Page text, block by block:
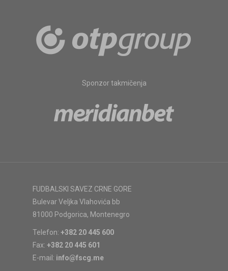
Sponzor takmičenja
FUDBALSKI SAVEZ CRNE GORE
Bulevar Veljka Vlahovića bb
81000 Podgorica, Montenegro
Telefon: +382 20 445 600
Fax: +382 20 445 601
E-mail: info@fscg.me